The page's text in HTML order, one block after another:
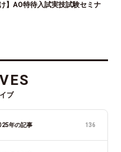
】AO特待入試実技試験セミナ
ブ
年の記事 136